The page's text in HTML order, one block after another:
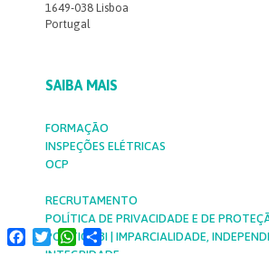
1649-038 Lisboa
Portugal
SAIBA MAIS
FORMAÇÃO
INSPEÇÕES ELÉTRICAS
OCP
RECRUTAMENTO
POLÍTICA DE PRIVACIDADE E DE
POLÍTICA 3I | IMPARCIALIDADE,
INTEGRIDADE
Facebook
TwitterWhatsApp
Share